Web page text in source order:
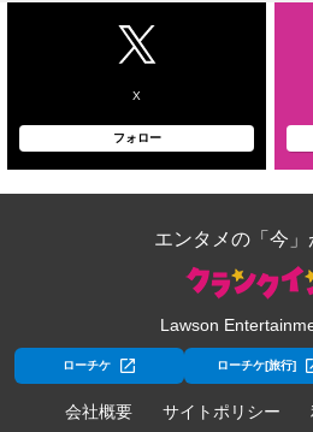
X
フォロー
エンタメの「今」
Lawson
ローチケ ローチケ[旅行]
会社概要 サイトポリシー